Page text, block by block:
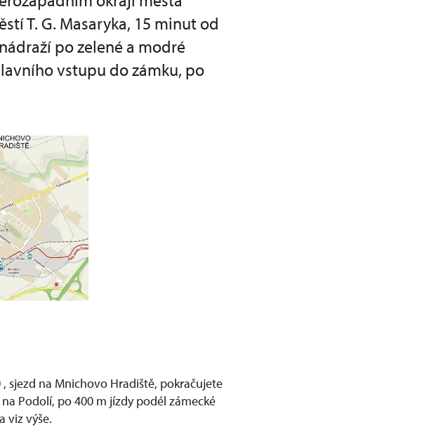
T. G. Masaryka, 15 minut od
po zelené a modré
vstupu do zámku, po
sjezd na Mnichovo Hradiště, pokračujete
Podolí, po 400 m jízdy podél zámecké
viz výše.